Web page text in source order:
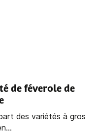
de féverole de
des variétés à gros